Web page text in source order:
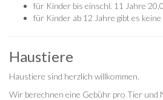
für Kinder bis einschl. 11 Jahre
für Kinder ab 12 Jahre gibt es keine
Haustiere
Haustiere sind herzlich willkommen.
Wir berechnen eine Gebühr pro Tier und